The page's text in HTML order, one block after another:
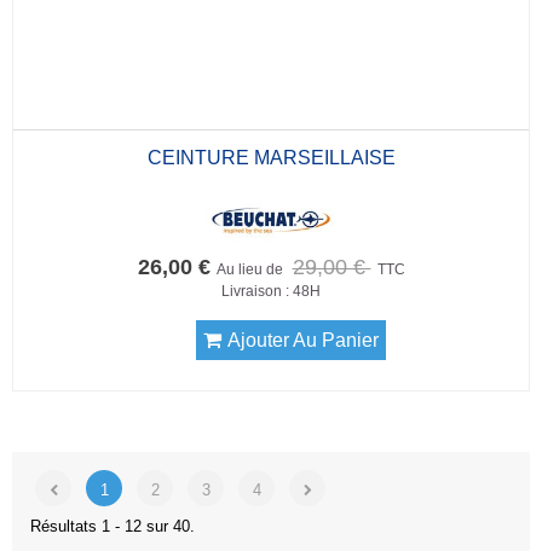
CEINTURE MARSEILLAISE
26,00 € Au lieu de 29,00 € TTC
Livraison : 48H
Ajouter Au Panier
1 2 3
4
Résultats 1 - 12 sur 40.